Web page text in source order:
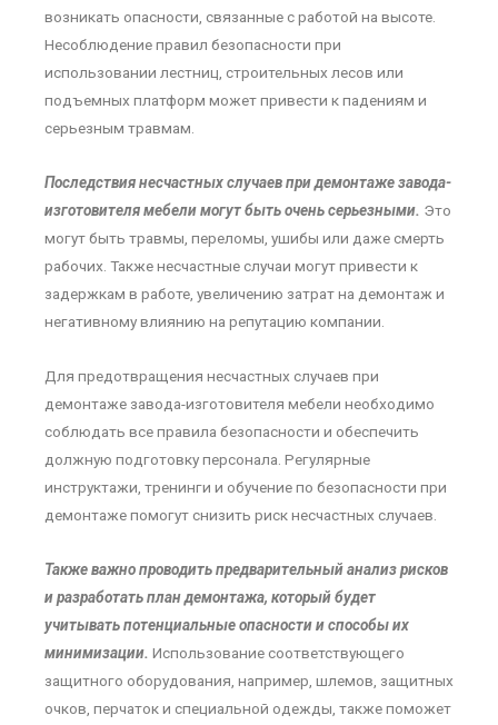
возникать опасности, связанные с работой на высоте.
Несоблюдение правил безопасности при
использовании лестниц, строительных лесов или
подъемных платформ может привести к падениям и
серьезным травмам.
Последствия несчастных случаев при демонтаже завода-
изготовителя мебели могут быть очень серьезными. Это
могут быть травмы, переломы, ушибы или даже смерть
рабочих. Также несчастные случаи могут привести к
задержкам в работе, увеличению затрат на демонтаж и
негативному влиянию на репутацию компании.
Для предотвращения несчастных случаев при
демонтаже завода-изготовителя мебели необходимо
соблюдать все правила безопасности и обеспечить
должную подготовку персонала. Регулярные
инструктажи, тренинги и обучение по безопасности при
демонтаже помогут снизить риск несчастных случаев.
Также важно проводить предварительный анализ рисков
и разработать план демонтажа, который будет
учитывать потенциальные опасности и способы их
минимизации. Использование соответствующего
защитного оборудования, например, шлемов, защитных
очков, перчаток и специальной одежды, также поможет